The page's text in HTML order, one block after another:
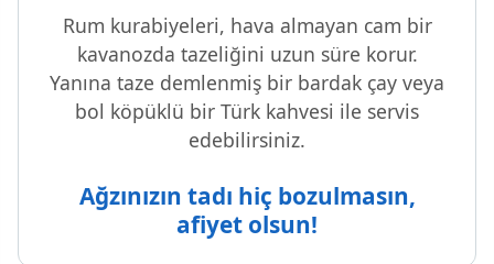
Rum kurabiyeleri, hava almayan cam bir
kavanozda tazeliğini uzun süre korur.
Yanına taze demlenmiş bir bardak çay veya
bol köpüklü bir Türk kahvesi ile servis
edebilirsiniz.
Ağzınızın tadı hiç bozulmasın,
afiyet olsun!